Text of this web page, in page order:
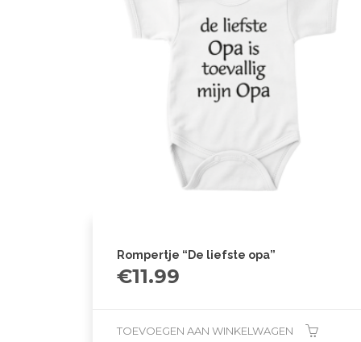
Rompertje “De liefste opa”
€11.99
TOEVOEGEN AAN WINKELWAGEN